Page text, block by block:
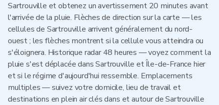
Sartrouville et obtenez un avertissement 20 minutes avant
l'arrivée de la pluie. Flèches de direction sur la carte — les
cellules de Sartrouville arrivent généralement du nord-
ouest ; les flèches montrent si la cellule vous atteindra ou
s'éloignera. Historique radar 48 heures — voyez comment la
pluie s'est déplacée dans Sartrouville et Île-de-France hier
et si le régime d'aujourd'hui ressemble. Emplacements
multiples — suivez votre domicile, lieu de travail et
destinations en plein air clés dans et autour de Sartrouville